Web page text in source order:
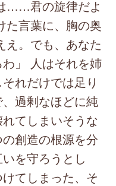
……君の旋律だよ
た言葉に、胸の奥
え。でも、あなた
」 人はそれを姉
れだけでは足り
過剰なほどに純
てしまいそうな
創造の根源を分
を守ろうとし
てしまった、そ